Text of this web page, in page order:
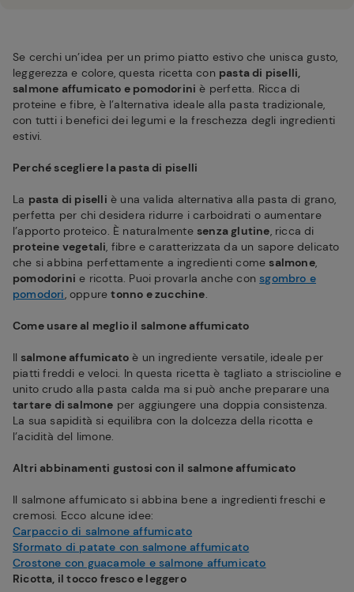
Se cerchi un’idea per un primo piatto estivo che unisca gusto,
leggerezza e colore, questa ricetta con pasta di piselli,
salmone affumicato e pomodorini è perfetta. Ricca di
proteine e fibre, è l’alternativa ideale alla pasta tradizionale,
con tutti i benefici dei legumi e la freschezza degli ingredienti
estivi.
Perché scegliere la pasta di piselli
La pasta di piselli è una valida alternativa alla pasta di grano,
perfetta per chi desidera ridurre i carboidrati o aumentare
l’apporto proteico. È naturalmente senza glutine, ricca di
proteine vegetali, fibre e caratterizzata da un sapore delicato
che si abbina perfettamente a ingredienti come salmone,
pomodorini e ricotta. Puoi provarla anche con sgombro e
pomodori, oppuretonno e zucchine.
Come usare al meglio il salmone affumicato
Il salmone affumicato è un ingrediente versatile, ideale per
piatti freddi e veloci. In questa ricetta è tagliato a striscioline e
unito crudo alla pasta calda ma si può anche preparare una
tartare di salmone per aggiungere una doppia consistenza.
La sua sapidità si equilibra con la dolcezza della ricotta e
l’acidità del limone.
Altri abbinamenti gustosi con il salmone affumicato
Il salmone affumicato si abbina bene a ingredienti freschi e
cremosi. Ecco alcune idee:
Carpaccio di salmone affumicato
Sformato di patate con salmone affumicato
Crostone con guacamole e salmone affumicato
Ricotta, il tocco fresco e leggero